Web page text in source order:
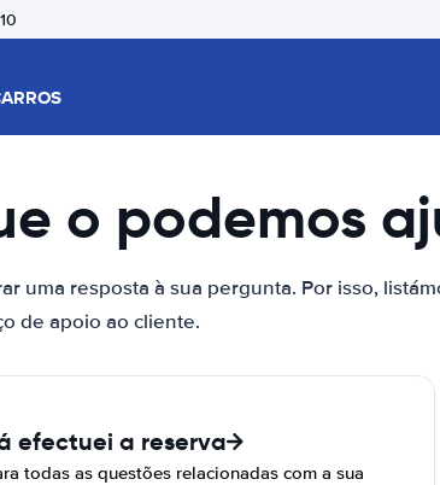
o podemos
uma resposta à sua pergunta. Por isso,
de apoio ao cliente.
efectuei a reserva
todas as questões relacionadas com a sua